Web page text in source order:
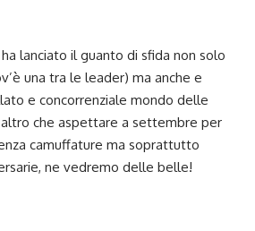
lanciato il guanto di sfida non solo
una tra le leader) ma anche e
e concorrenziale mondo delle
che aspettare a settembre per
camuffature ma soprattutto
ne vedremo delle belle!